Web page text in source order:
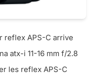
reflex APS-C arrive
atx-i 11-16 mm f/2.8
les reflex APS-C